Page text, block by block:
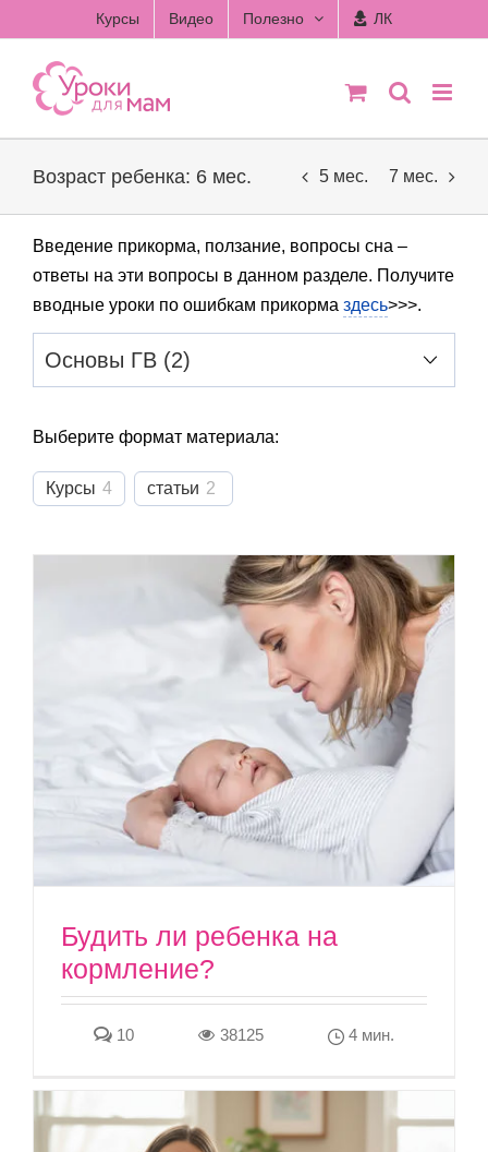
to
content
Курсы Видео Полезно ЛК
Возраст ребенка: 6 мес. 5 мес. 7 мес.
Введение прикорма, ползание, вопросы сна –
ответы на эти вопросы в данном разделе. Получите
вводные уроки по ошибкам прикорма здесь>>>.
Выберите формат материала:
Курсы 4 статьи 2
Будить ли ребенка на
кормление?
10 38125 4 мин.